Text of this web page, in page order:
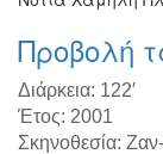
Προβολή
Διάρκεια: 122′
Έτος: 2001
Σκηνοθεσία: